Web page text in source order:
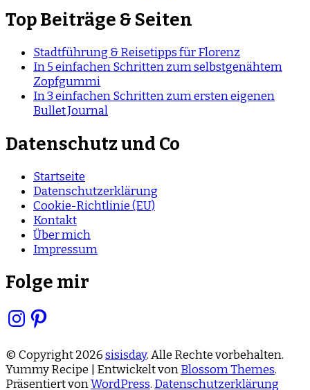
Top Beiträge & Seiten
Stadtführung & Reisetipps für Florenz
In 5 einfachen Schritten zum selbstgenähtem
Zopfgummi
In 3 einfachen Schritten zum ersten eigenen
Bullet Journal
Datenschutz und Co
Startseite
Datenschutzerklärung
Cookie-Richtlinie (EU)
Kontakt
Über mich
Impressum
Folge mir
Instagram
Pinterest
© Copyright 2026sisisday. Alle Rechte vorbehalten.
Yummy Recipe | Entwickelt vonBlossom Themes.
Präsentiert vonWordPress. Datenschutzerklärung